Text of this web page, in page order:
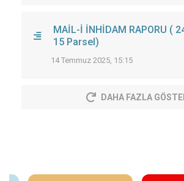
MAİL-İ İNHİDAM RAPORU ( 241
15 Parsel)
14 Temmuz 2025, 15:15
DAHA FAZLA